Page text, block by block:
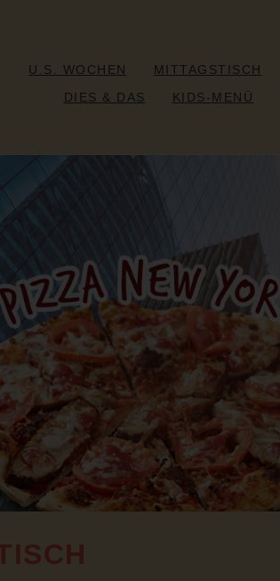
U.S. WOCHEN MITTAGSTISCH
DIES & DAS
KIDS-MENÜ